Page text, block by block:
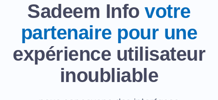
Sadeem Infovotre
partenaire pour une
expérience utilisateur
inoubliable